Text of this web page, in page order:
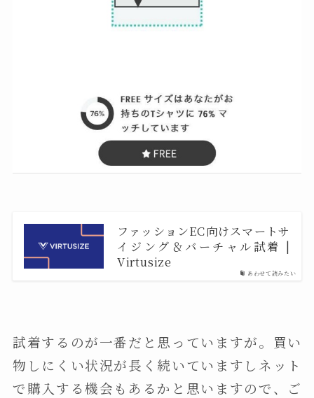
あわせて読みたい
ファッションEC向けスマートサ
イジング＆バーチャル試着 |
Virtusize
試着するのが一番だと思っていますが。買い
物しにくい状況が長く続いていますしネット
で購入する機会もあるかと思いますので、ご